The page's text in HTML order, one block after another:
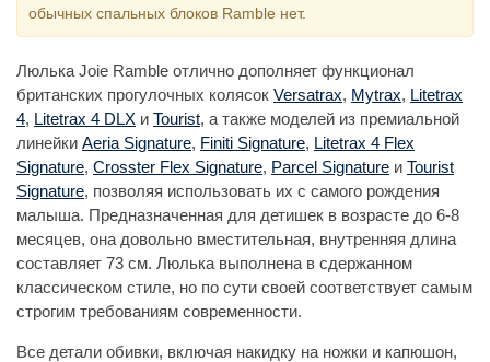
обычных спальных блоков Ramble нет.
Люлька Joie Ramble отлично дополняет функционал
британских прогулочных колясок Versatrax, Mytrax, Litetrax
4, Litetrax 4 DLX и Tourist, а также моделей из премиальной
линейки Aeria Signature, Finiti Signature, Litetrax 4 Flex
Signature, Crosster Flex Signature, Parcel Signature и Tourist
Signature, позволяя использовать их с самого рождения
малыша. Предназначенная для детишек в возрасте до 6-8
месяцев, она довольно вместительная, внутренняя длина
составляет 73 см. Люлька выполнена в сдержанном
классическом стиле, но по сути своей соответствует самым
строгим требованиям современности.
Все детали обивки, включая накидку на ножки и капюшон,